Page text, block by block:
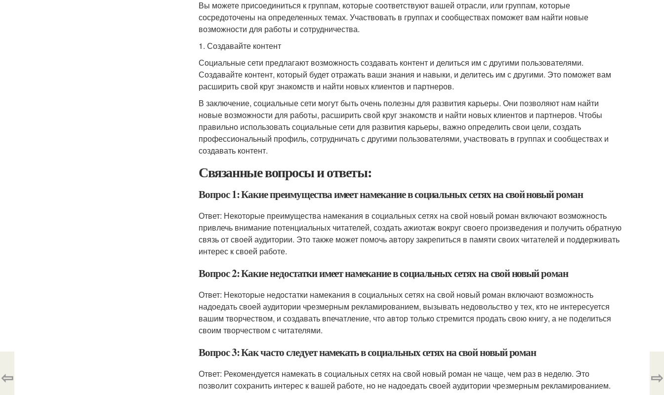
Вы можете присоединиться к группам, которые соответствуют вашей отрасли, или группам, которые
сосредоточены на определенных темах. Участвовать в группах и сообществах поможет вам найти новые
возможности для работы и сотрудничества.
1. Создавайте контент
Социальные сети предлагают возможность создавать контент и делиться им с другими пользователями.
Создавайте контент, который будет отражать ваши знания и навыки, и делитесь им с другими. Это поможет вам
расширить свой круг знакомств и найти новых клиентов и партнеров.
В заключение, социальные сети могут быть очень полезны для развития карьеры. Они позволяют нам найти
новые возможности для работы, расширить свой круг знакомств и найти новых клиентов и партнеров. Чтобы
правильно использовать социальные сети для развития карьеры, важно определить свои цели, создать
профессиональный профиль, сотрудничать с другими пользователями, участвовать в группах и сообществах и
создавать контент.
Связанные вопросы и ответы:
Вопрос 1: Какие преимущества имеет намекание в социальных сетях на свой новый роман
Ответ: Некоторые преимущества намекания в социальных сетях на свой новый роман включают возможность
привлечь внимание потенциальных читателей, создать ажиотаж вокруг своего произведения и получить обратную
связь от своей аудитории. Это также может помочь автору закрепиться в памяти своих читателей и поддерживать
интерес к своей работе.
Вопрос 2: Какие недостатки имеет намекание в социальных сетях на свой новый роман
Ответ: Некоторые недостатки намекания в социальных сетях на свой новый роман включают возможность
надоедать своей аудитории чрезмерным рекламированием, вызывать недовольство у тех, кто не интересуется
вашим творчеством, и создавать впечатление, что автор только стремится продать свою книгу, а не поделиться
своим творчеством с читателями.
Вопрос 3: Как часто следует намекать в социальных сетях на свой новый роман
Ответ: Рекомендуется намекать в социальных сетях на свой новый роман не чаще, чем раз в неделю. Это
позволит сохранить интерес к вашей работе, но не надоедать своей аудитории чрезмерным рекламированием.
⇦ ⇨